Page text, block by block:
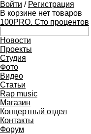
Войти / Регистрация
В корзине нет товаров
100PRO. Сто процентов
Новости
Проекты
Студия
Фото
Видео
Статьи
Rap music
Магазин
Концертный отдел
Контакты
Форум